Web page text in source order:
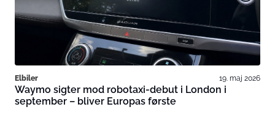
Elbiler 19. maj 2026
Waymo sigter mod robotaxi-debut i London i
september – bliver Europas første